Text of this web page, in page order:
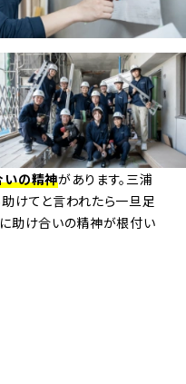
いの精神があります。 三浦
けてと言われたら一旦足
助け合いの精神が根付い